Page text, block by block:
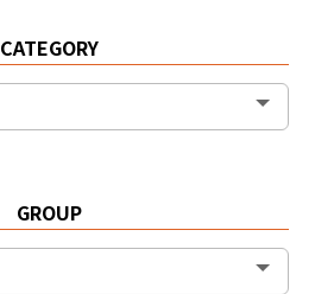
CATEGORY
GROUP